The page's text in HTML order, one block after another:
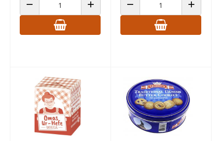
ANZAHL VERRINGERN ANZAHL ERHÖHENANZAHL VERRINGERN ANZAHL